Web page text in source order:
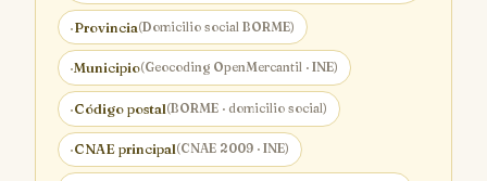
·Provincia(Domicilio social BORME)
·Municipio(Geocoding OpenMercantil · INE)
·Código postal(BORME · domicilio social)
·CNAE principal(CNAE 2009 · INE)